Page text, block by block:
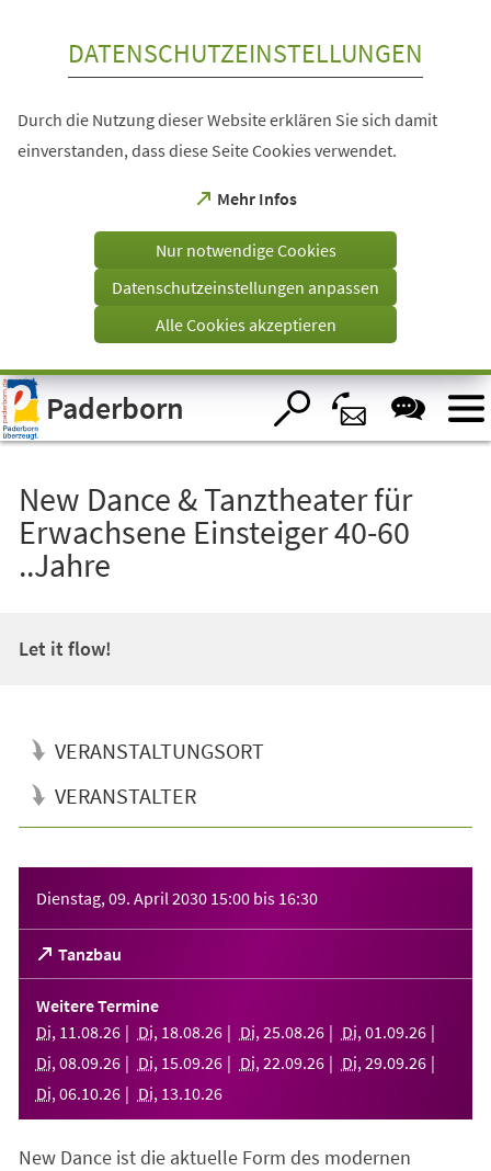
Visuelle
Assistenzsoftware
öffnen.
DATENSCHUTZEINSTELLUNGEN
Durch die Nutzung dieser Website erklären Sie sich damit
einverstanden, dass diese Seite Cookies verwendet.
Mehr Infos
(Öffnet
einem
Tab)
Nur notwendige Cookies
Datenschutzeinstellungen anpassen
Alle Cookies akzeptieren
Paderborn
New Dance & Tanztheater für
Erwachsene Einsteiger 40-60
..Jahre
Let it flow!
VERANSTALTUNGSORT
VERANSTALTER
Dienstag, 09. April 2030 15:00 bis 16:30
Tanzbau
(Öffnet
in
einem
neuen
Tab)
Weitere Termine
Di, 11 .08.26 Di, 18.08.26 Di, 25.08.26 Di, 01 .09.26
Di, 08.09.26 Di, 15.09.26 Di, 22.09.26 Di, 29.09.26
Di, 06.10.26 Di, 13.10.26
New Dance ist die aktuelle Form des modernen